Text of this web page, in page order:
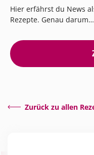
Hier erfährst du News
Rezepte. Genau
Zurück zu allen